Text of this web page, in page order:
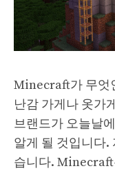
Minecraft가 무엇
난감 가게나 옷가
브랜드가 오늘날
알게 될 것입니다.
습니다. Minecraft